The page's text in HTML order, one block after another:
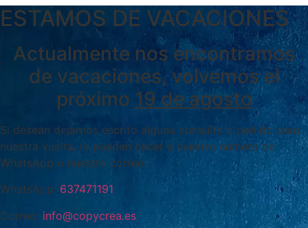
ESTAMOS DE VACACIONES
Actualmente nos encontramos
de vacaciones, volvemos el
próximo 19 de agosto
Si desean dejarnos escrito alguna consulta o pedido para
nuestra vuelta, lo pueden hacer a nuestro número de
WhatsApp o nuestro correo:
WhatsApp: 637471191
Correo: info@copycrea.es